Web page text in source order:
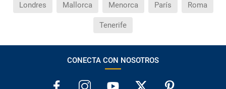
Londres Mallorca Menorca París Roma
Tenerife
CONECTA CON NOSOTROS